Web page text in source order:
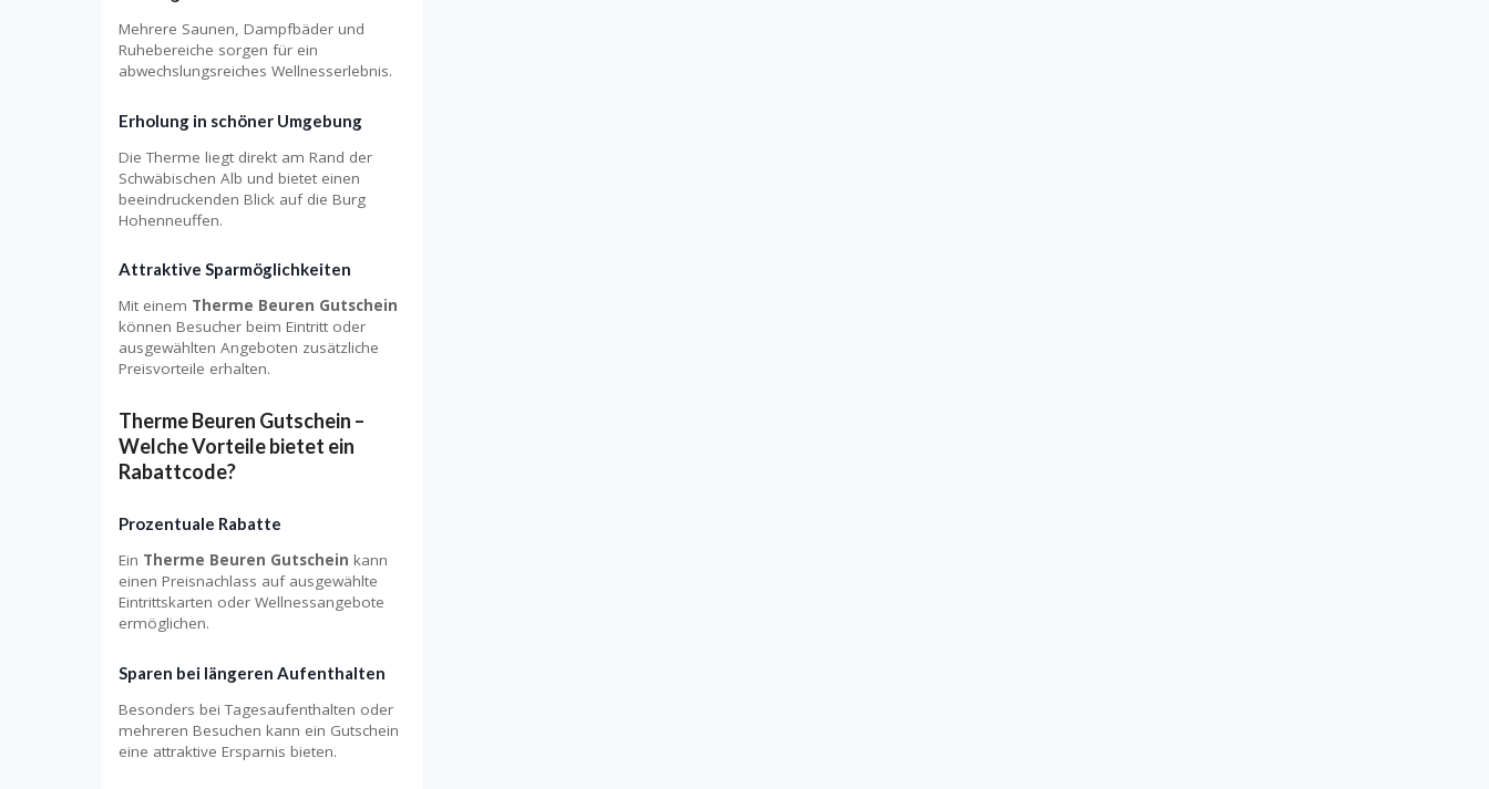
Mehrere Saunen, Dampfbäder und
Ruhebereiche sorgen für ein
abwechslungsreiches Wellnesserlebnis.
Erholung in schöner Umgebung
Die Therme liegt direkt am Rand der
Schwäbischen Alb und bietet einen
beeindruckenden Blick auf die Burg
Hohenneuffen.
Attraktive Sparmöglichkeiten
Mit einem Therme Beuren Gutschein
können Besucher beim Eintritt oder
ausgewählten Angeboten zusätzliche
Preisvorteile erhalten.
Therme Beuren Gutschein –
Welche Vorteile bietet ein
Rabattcode?
Prozentuale Rabatte
Ein Therme Beuren Gutschein kann
einen Preisnachlass auf ausgewählte
Eintrittskarten oder Wellnessangebote
ermöglichen.
Sparen bei längeren Aufenthalten
Besonders bei Tagesaufenthalten oder
mehreren Besuchen kann ein Gutschein
eine attraktive Ersparnis bieten.